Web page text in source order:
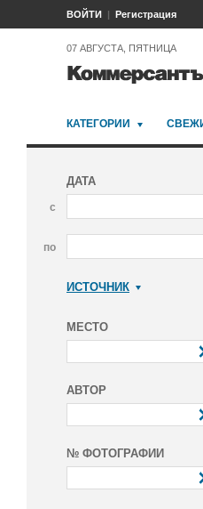
ВОЙТИ Регистрация
07 АВГУСТА, ПЯТНИЦА
КАТЕГОРИИ
ДАТА
с
по
ИСТОЧНИК
МЕСТО
АВТОР
№ ФОТОГРАФИИ